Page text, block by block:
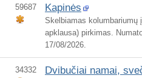
59687 Kapinės
Skelbiamas kolumbariumų
apklausa) pirkimas.
17/08/2026.
34332 Dvibučiai namai,